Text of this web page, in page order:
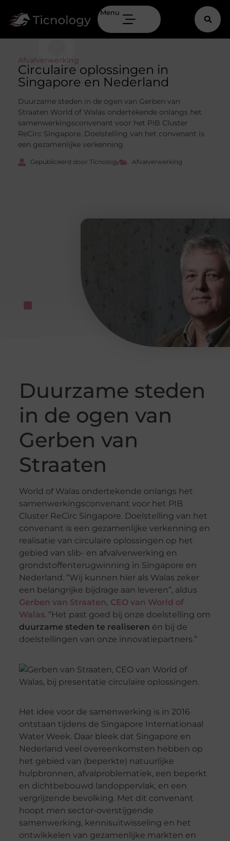
Menu
Afvalverwerking
Circulaire oplossingen in
Singapore en Nederland
Duurzame steden in de ogen van Gerben van
Straaten World of Walas ondertekende onlangs het
samenwerkingsconvenant voor het PIB Cluster
ReCirc Singapore. Doelstelling van het convenant is
een gezamenlijke verkenning
Gepubliceerd door Ticnology Afvalverwerking
Duurzame steden
in de ogen van
Gerben van
Straaten
World of Walas ondertekende onlangs het
samenwerkingsconvenant voor het PIB
Cluster ReCirc Singapore. Doelstelling van het
convenant is een gezamenlijke verkenning en
realisatie van circulaire oplossingen op het
gebied van slib- en afvalverwerking en
grondstoffenterugwinning in Singapore en
Nederland. “Wij kunnen hier als Walas zeker
een belangrijke bijdrage aan leveren”, aldus
Gerben van Straaten, CEO van World of
Walas. “Het past goed bij onze doelstelling om
duurzame steden te realiseren én bij de
doelstellingen van onze innovatiepartners.”
Het idee voor de samenwerking is in 2016
ontstaan tijdens de Singapore Internationaal
Water Week. Daar bleek dat Singapore en
Nederland veel overeenkomsten hebben op
het gebied van (beperkte) natuurlijke
hulpbronnen, afvalproblematiek, een beperkt
en dichtbebouwd landoppervlak, en een
vergrijzende bevolking. Met dit convenant
hoopt men sector-overstijgende
samenwerking, kennisuitwisseling en het
ontwikkelen van gezamenlijke markten en